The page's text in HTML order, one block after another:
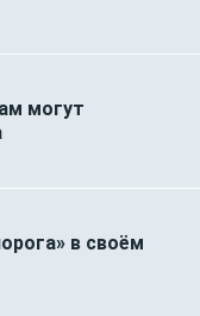
могут
в своём